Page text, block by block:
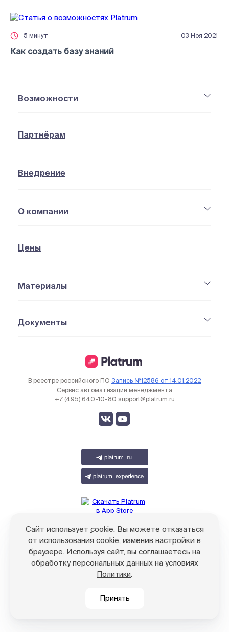
5 минут 03 Ноя 2021
Как создать базу знаний
Сайт использует cookie. Вы можете отказаться
от использования cookie, изменив настройки в
браузере. Используя сайт, вы соглашаетесь на
обработку персональных данных на условиях
Политики.
Принять
В реестре российского ПО Запись №12586 от 14.01.2022
Сервис автоматизации менеджмента
+7 (495) 640-10-80 support@platrum.ru
Возможности
Партнёрам
Внедрение
Цены
Материалы
Документы
О компании
Язык: